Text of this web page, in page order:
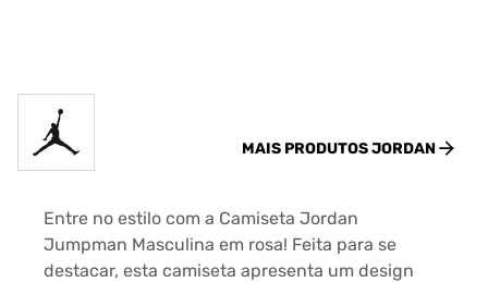
MAIS PRODUTOSJORDAN
Entre no estilo com a Camiseta Jordan
Jumpman Masculina em rosa! Feita para se
destacar, esta camiseta apresenta um design